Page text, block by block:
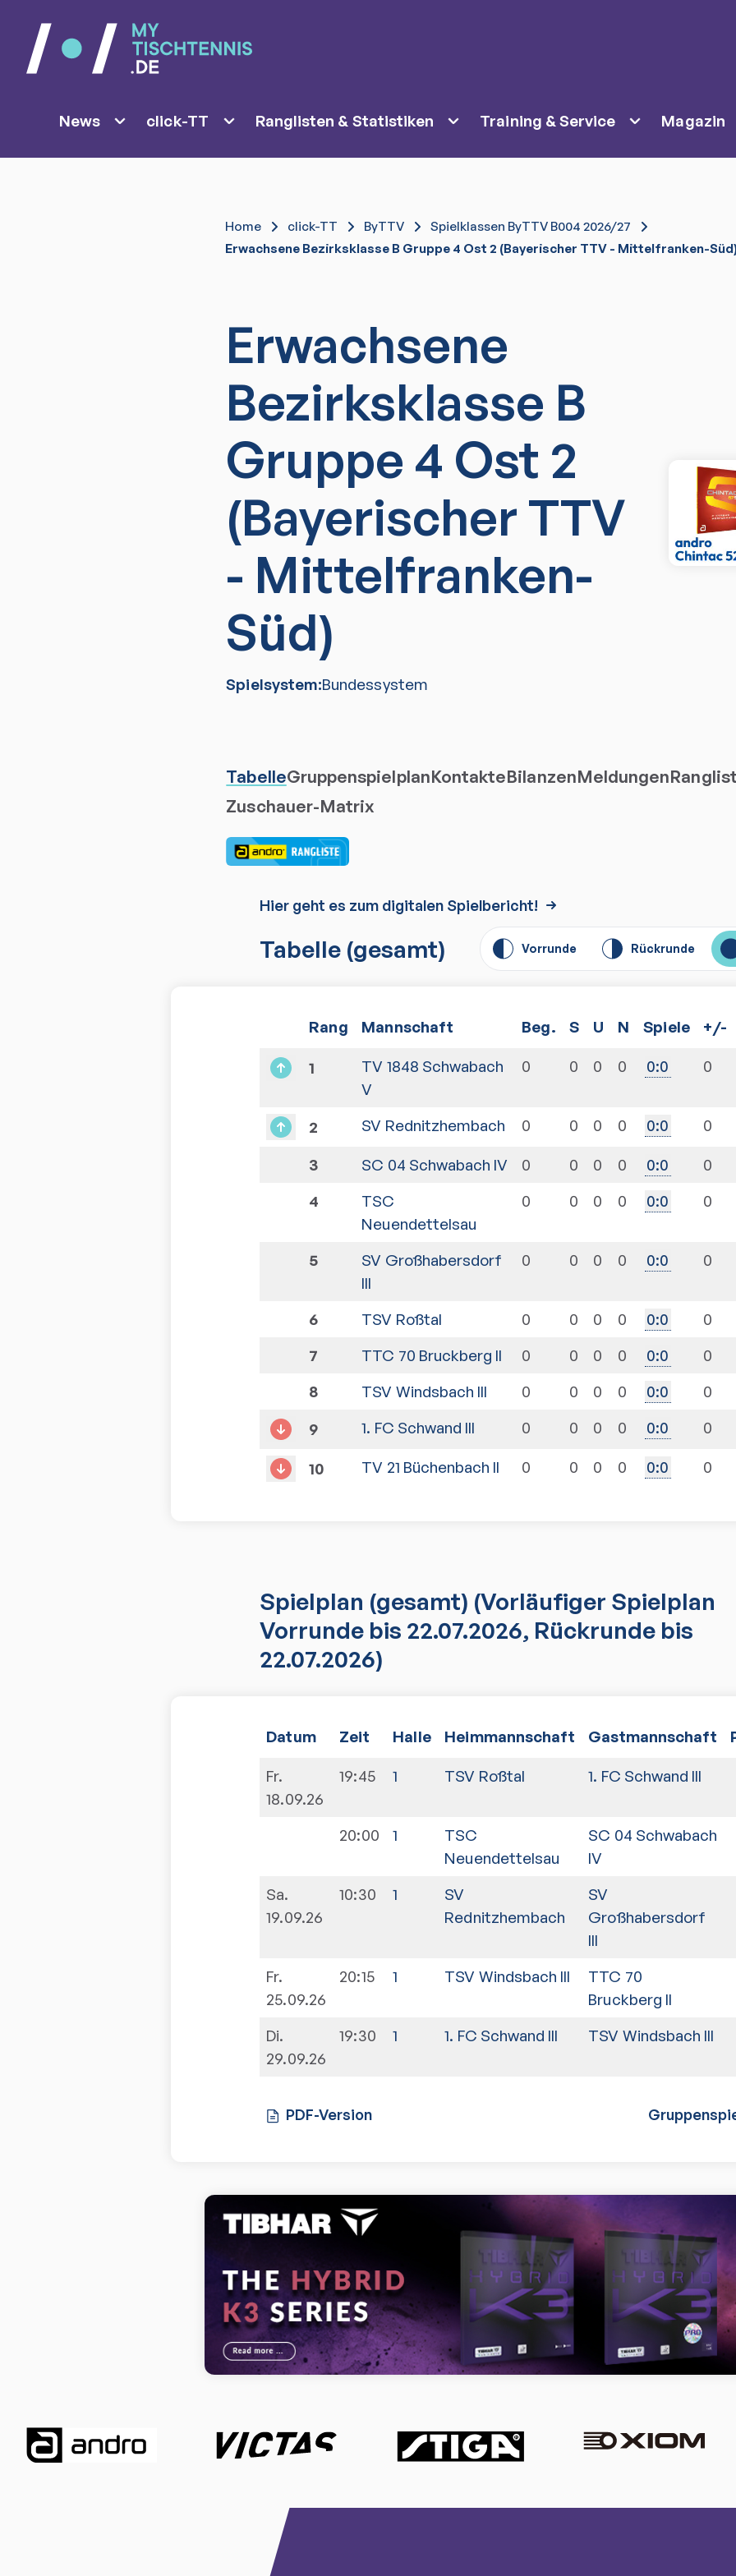
News click-TT Ranglisten & Statistiken Training & Service Magazin
Home click-TT ByTTV
Spielklassen ByTTV B004 2026/27
Erwachsene Bezirksklasse B Gruppe 4 Ost 2 (Bayerischer TTV - Mittelfranken-Süd)
Erwachsene
Bezirksklasse B
Gruppe 4 Ost 2
(Bayerischer TTV
- Mittelfranken-
Süd)
Spielsystem:Bundessystem
TabelleGruppenspielplanKontakteBilanzenMeldungen
Zuschauer-Matrix
Hier geht es zum digitalen Spielbericht!
Tabelle (gesamt) Vorrunde Rückrunde
Rang Mannschaft Beg. S U N Spiele +/-
1
TV 1848 Schwabach
V
0 0 0 0 0:0 0
2 SV Rednitzhembach 0 0 0 0 0:0 0
3 SC 04 Schwabach IV 0 0 0 0 0:0 0
4
TSC
Neuendettelsau
0 0 0 0 0:0 0
5
SV Großhabersdorf
III
0 0 0 0 0:0 0
6 TSV Roßtal 0 0 0 0 0:0 0
7
TTC 70 Bruckberg II 0 0 0 0 0:0 0
8
TSV Windsbach III 0 0 0 0 0:0 0
9
1. FC Schwand III 0 0 0 0 0:0 0
10 TV 21 Büchenbach II 0 0 0 0 0:0 0
Spielplan (gesamt) (Vorläufiger Spielplan
Vorrunde bis 22.07.2026, Rückrunde bis
22.07.2026)
Datum Zeit Halle Heimmannschaft Gastmannschaft
Fr.
18.09.26
19:45 1 TSV Roßtal 1. FC Schwand III
20:00 1
TSC
Neuendettelsau
SC 04 Schwabach
IV
Sa.
19.09.26
10:30 1
SV
Rednitzhembach
SV
Großhabersdorf
III
Fr.
25.09.26
20:15 1 TSV Windsbach III
TTC 70
Bruckberg II
Di.
29.09.26
19:30 1 1. FC Schwand III TSV Windsbach III
PDF-Version